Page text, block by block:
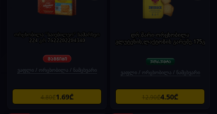
ორცხობილა "საიუბილეო" სამარხვო
224 გრ 7622202204340
ვაფლი / ორცხობილა / ნამცხვარი
4.80₾1.69₾
დრ.შარი-ორცხობილა
გლუტენის,ლაქტოზის გარეშე.175გ
ვაფლი / ორცხობილა / ნამცხვარი
12.90₾4.50₾